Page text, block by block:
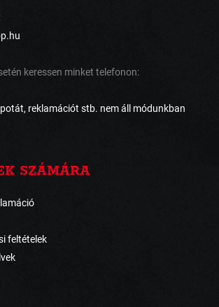
keressen minket telefonon:
reklamációt stb. nem áll módunkban
SZÁMÁRA
feltételek